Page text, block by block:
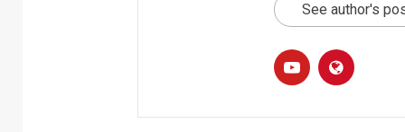
See author's